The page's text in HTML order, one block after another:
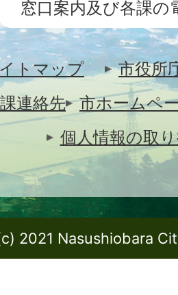
窓口案内及び各課の
トマップ
市役所
連絡先
市ホームペ
個人情報の取
2021 Nasushiobara